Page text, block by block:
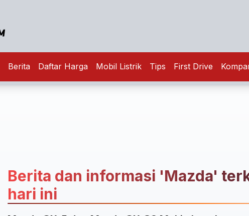
Berita Daftar Harga Mobil Listrik Tips First Drive
Berita dan informasi 'Mazda'
hari ini